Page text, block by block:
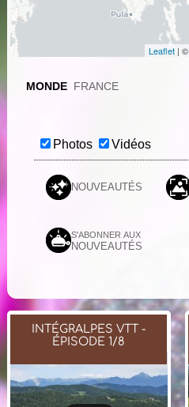
Leaflet| ©
MONDE FRANCE
Photos Vidéos
NOUVEAUTÉS
S'ABONNER AUX
NOUVEAUTÉS
INTÉGRALPES VTT -
ÉPISODE 1/8